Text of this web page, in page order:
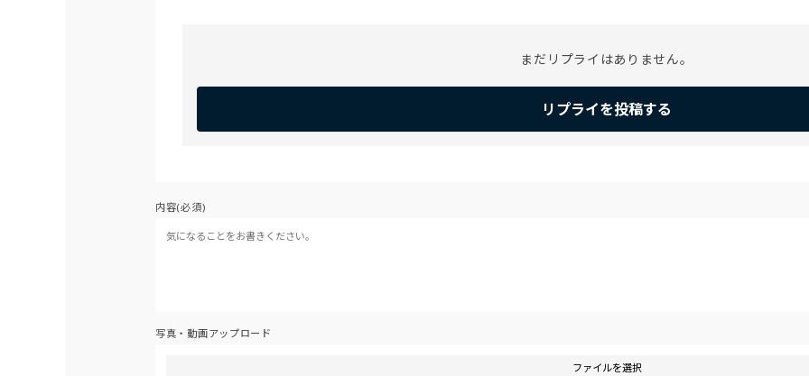
まだリプライはありません。
リプライを投稿する
内容(必須)
写真・動画アップロード
ファイルを選択